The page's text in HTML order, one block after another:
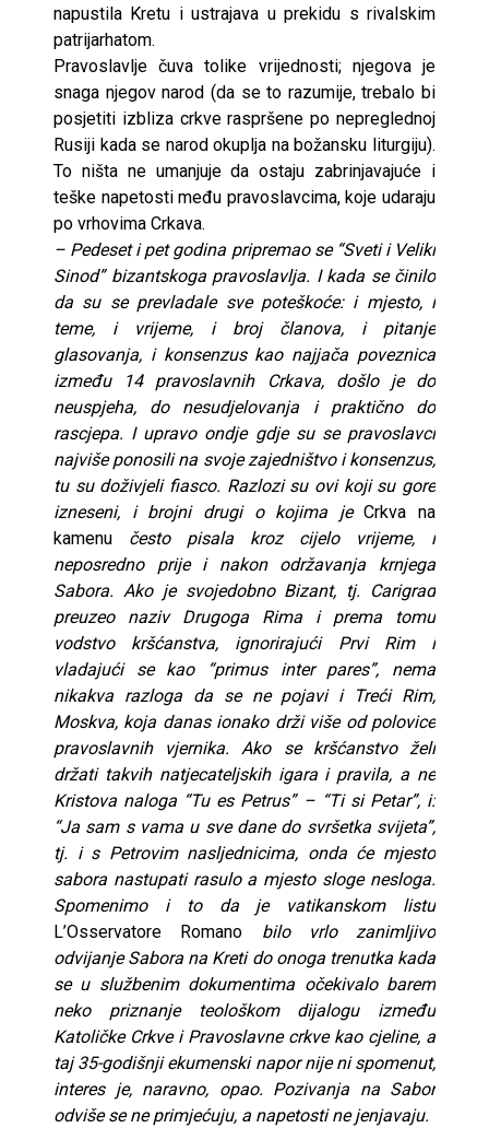
napustila Kretu i ustrajava u prekidu s rivalskim
patrijarhatom.
Pravoslavlje čuva tolike vrijednosti; njegova je
snaga njegov narod (da se to razumije, trebalo bi
posjetiti izbliza crkve raspršene po nepreglednoj
Rusiji kada se narod okuplja na božansku liturgiju).
To ništa ne umanjuje da ostaju zabrinjavajuće i
teške napetosti među pravoslavcima, koje udaraju
po vrhovima Crkava.
– Pedeset i pet godina pripremao se “Sveti i Veliki
Sinod” bizantskoga pravoslavlja. I kada se činilo
da su se prevladale sve poteškoće: i mjesto, i
teme, i vrijeme, i broj članova, i pitanje
glasovanja, i konsenzus kao najjača poveznica
između 14 pravoslavnih Crkava, došlo je do
neuspjeha, do nesudjelovanja i praktično do
rascjepa. I upravo ondje gdje su se pravoslavci
najviše ponosili na svoje zajedništvo i konsenzus,
tu su doživjeli fiasco. Razlozi su ovi koji su gore
izneseni, i brojni drugi o kojima jeCrkva na
kamenu često pisala kroz cijelo vrijeme, i
neposredno prije i nakon održavanja krnjega
Sabora. Ako je svojedobno Bizant, tj. Carigrad
preuzeo naziv Drugoga Rima i prema tomu
vodstvo kršćanstva, ignorirajući Prvi Rim i
vladajući se kao “primus inter pares”, nema
nikakva razloga da se ne pojavi i Treći Rim,
Moskva, koja danas ionako drži više od polovice
pravoslavnih vjernika. Ako se kršćanstvo želi
držati takvih natjecateljskih igara i pravila, a ne
Kristova naloga “Tu es Petrus” – “Ti si Petar”, i:
“Ja sam s vama u sve dane do svršetka svijeta”,
tj. i s Petrovim nasljednicima, onda će mjesto
sabora nastupati rasulo a mjesto sloge nesloga.
Spomenimo i to da je vatikanskom listu
L’Osservatore Romano bilo vrlo zanimljivo
odvijanje Sabora na Kreti do onoga trenutka kada
se u službenim dokumentima očekivalo barem
neko priznanje teološkom dijalogu između
Katoličke Crkve i Pravoslavne crkve kao cjeline, a
taj 35-godišnji ekumenski napor nije ni spomenut,
interes je, naravno, opao. Pozivanja na Sabor
odviše se ne primjećuju, a napetosti ne jenjavaju.